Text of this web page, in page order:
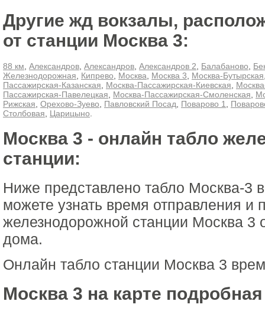
Другие жд вокзалы,
от станции Москва 3:
88 км Александров Александров Александров 2 Балабаново
Железнодорожная
Кипрево Москва Москва 3 Москва-Бутырская
Пассажирская-Казанская
Москва-Пассажирская-Киевская
Пассажирская-Павелецкая
Москва-Пассажирская-Смоленская
Рижская Орехово-Зуево Павловский Посад Поварово 1
Столбовая
Царицыно
Москва 3 - онлайн табло
станции:
Ниже представлено табло Москва-3
можете узнать время отправления и
железнодорожной станции Москва 3
дома.
Онлайн табло станции Москва 3
Москва 3 на карте